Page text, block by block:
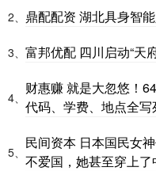
2、 鼎配配资 湖北具身智
3、 富邦优配 四川启动“天
4、
财惠赚 就是大忽悠！
代码、学费、地点全
5、
民间资本 日本国民女
不爱国，她甚至穿上了